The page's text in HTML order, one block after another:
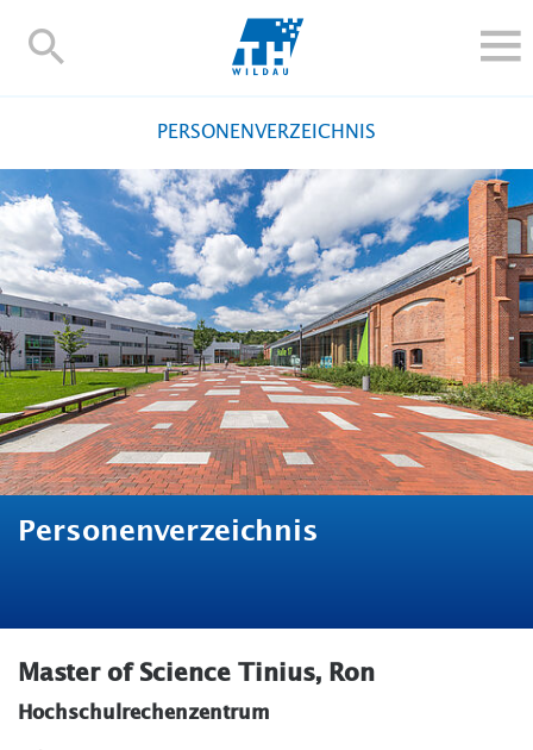
TH-
FORSCHUNG UND TRANSFER
ALUMNI
HOCHSCHULE
INTERNATIONAL
BESCHÄFTIGTE
Blogs Kontakt und Anfahrt Webmail Moodle
TH Online-Portal Personensuche English
PERSONENVERZEICHNIS
Personenverzeichnis
Master of Science Tinius, Ron
Hochschulrechenzentrum